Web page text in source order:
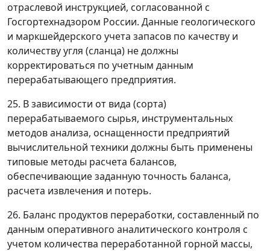
отраслевой инструкцией, согласованной с
Госгортехнадзором России. Данные геологического
и маркшейдерского учета запасов по качеству и
количеству угля (сланца) не должны
корректироваться по учетным данным
перерабатывающего предприятия.
25. В зависимости от вида (сорта)
перерабатываемого сырья, инструментальных
методов анализа, оснащенности предприятий
вычислительной техники должны быть применены
типовые методы расчета балансов,
обеспечивающие заданную точность баланса,
расчета извлечения и потерь.
26. Баланс продуктов переработки, составленный по
данным оперативного аналитического контроля с
учетом количества переработанной горной массы,